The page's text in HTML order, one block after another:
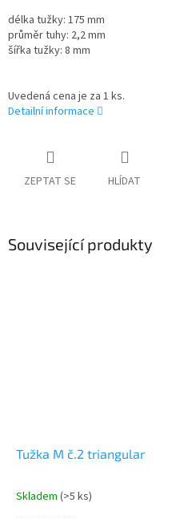
délka tužky: 175 mm
průměr tuhy: 2,2 mm
šířka tužky: 8 mm
Uvedená cena je za 1 ks.
Detailní informace
ZEPTAT SE HLÍDAT
Související produkty
Tužka M č.2 triangular
Skladem (>5 ks)